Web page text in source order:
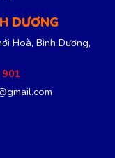
DƯƠNG
Hoà, Bình Dương,